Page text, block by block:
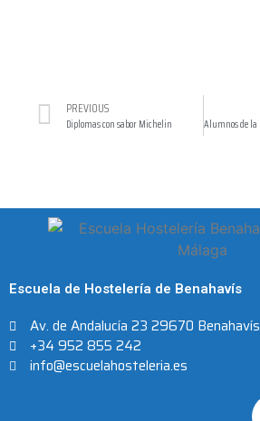
PREVIOUS
Diplomas con sabor Michelin
Escuela de Hostelería de Benahavís
Av. de Andalucía 23 29670 Benahavís
+34 952 855 242
info@escuelahosteleria.es